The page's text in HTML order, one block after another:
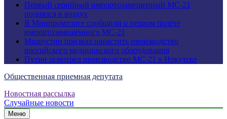
Первый серийный импортозамещенный МС-21
поднялся в воздух
В Минпромторге сообщили о первом полёте
импортозамещённого МС-21
Мишустин призвал нарастить производство
российского медицинского оборудования
Путин осмотрел производство МС-21 в Иркутске
Общественная приемная депутата
Новостная рассылка
Случайные новости
Меню